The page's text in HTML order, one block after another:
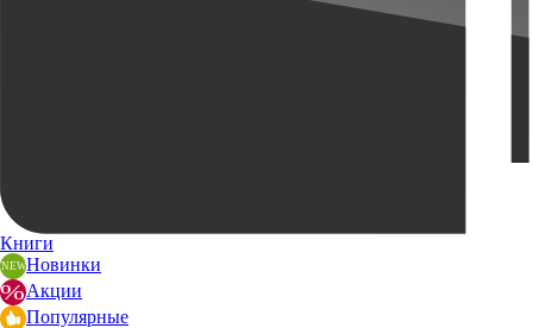
Книги
Новинки
Акции
Популярные